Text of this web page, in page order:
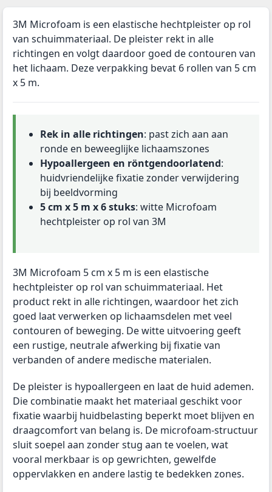
3M Microfoam is een elastische hechtpleister op rol
van schuimmateriaal. De pleister rekt in alle
richtingen en volgt daardoor goed de contouren van
het lichaam. Deze verpakking bevat 6 rollen van 5 cm
x 5 m.
Rek in alle richtingen: past zich aan aan
ronde en beweeglijke lichaamszones
Hypoallergeen en röntgendoorlatend:
huidvriendelijke fixatie zonder verwijdering
bij beeldvorming
5 cm x 5 m x 6 stuks: witte Microfoam
hechtpleister op rol van 3M
3M Microfoam 5 cm x 5 m is een elastische
hechtpleister op rol van schuimmateriaal. Het
product rekt in alle richtingen, waardoor het zich
goed laat verwerken op lichaamsdelen met veel
contouren of beweging. De witte uitvoering geeft
een rustige, neutrale afwerking bij fixatie van
verbanden of andere medische materialen.
De pleister is hypoallergeen en laat de huid ademen.
Die combinatie maakt het materiaal geschikt voor
fixatie waarbij huidbelasting beperkt moet blijven en
draagcomfort van belang is. De microfoam-structuur
sluit soepel aan zonder stug aan te voelen, wat
vooral merkbaar is op gewrichten, gewelfde
oppervlakken en andere lastig te bedekken zones.